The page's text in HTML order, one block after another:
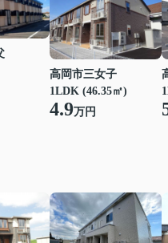
高岡市三女子
1LDK (46.35㎡)
4.9万円